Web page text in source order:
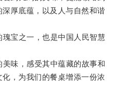
厚底蕴，以及人与自然和谐
宝之一，也是中国人民智慧
味，感受其中蕴藏的故事和
，为我们的餐桌增添一份浓